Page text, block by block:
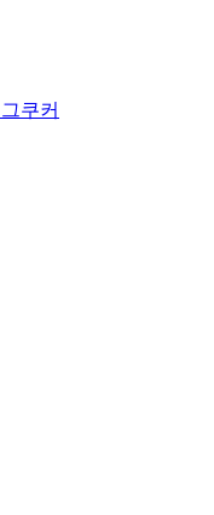
쿠커